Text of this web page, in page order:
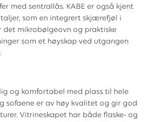
med sentrallås. KABE er også kjent
som en integrert skjærefjøl i
det mikrobølgeovn og praktiske
som et høyskap ved utgangen
og komfortabel med plass til hele
sofaene er av høy kvalitet og gir god
Vitrineskapet har både flaske- og